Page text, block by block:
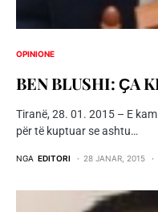
OPINIONE
BEN BLUSHI: ҪA
Tiranë, 28. 01. 2015 – E
për të kuptuar se ashtu…
NGA EDITORI 28 JANAR, 2015